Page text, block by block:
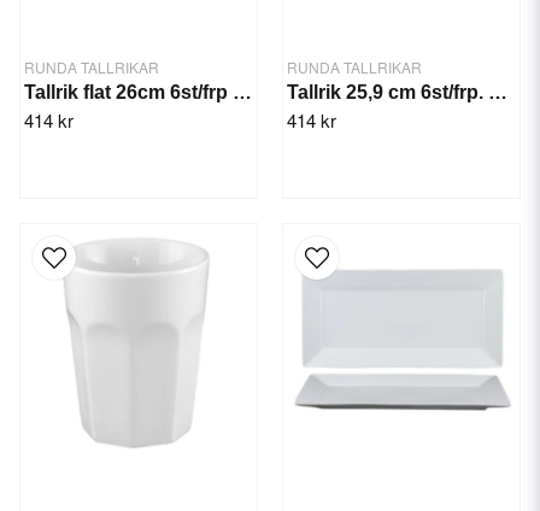
RUNDA TALLRIKAR
Tallrik flat 26cm 6st/frp Constance
414 kr
RUNDA TALLRIKAR
Tallrik 25,9 cm 6st/frp. Hotel
414 kr